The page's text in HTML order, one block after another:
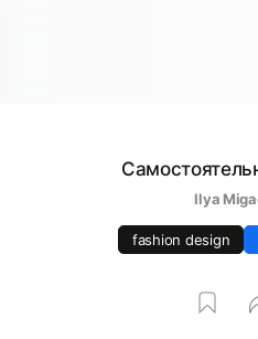
Ilya
fashion design